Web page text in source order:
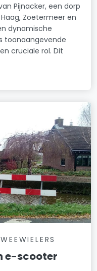
Pijnacker, een dorp
Zoetermeer en
dynamische
toonaangevende
cruciale rol. Dit
e-scooter